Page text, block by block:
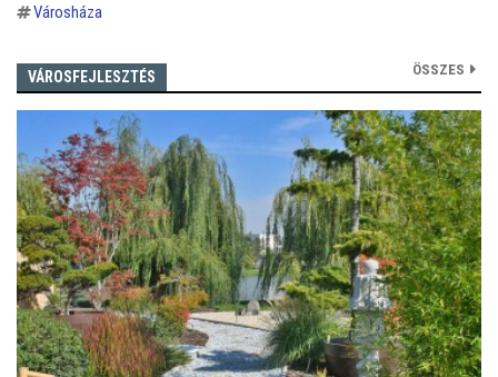
Városháza
VÁROSFEJLESZTÉS ÖSSZES